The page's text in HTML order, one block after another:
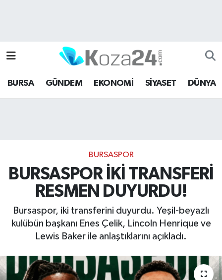
BURSA GÜNDEM EKONOMİ SİYASET DÜNYA
BURSASPOR
BURSASPOR İKİ TRANSFERİ
RESMEN DUYURDU!
Bursaspor, iki transferini duyurdu. Yeşil-beyazlı
kulübün başkanı Enes Çelik, Lincoln Henrique ve
Lewis Baker ile anlaştıklarını açıkladı.
Bursa Hava Durumu
Bursa Namaz Vakitleri
Son Dakika Haberleri
Haber Arşivi